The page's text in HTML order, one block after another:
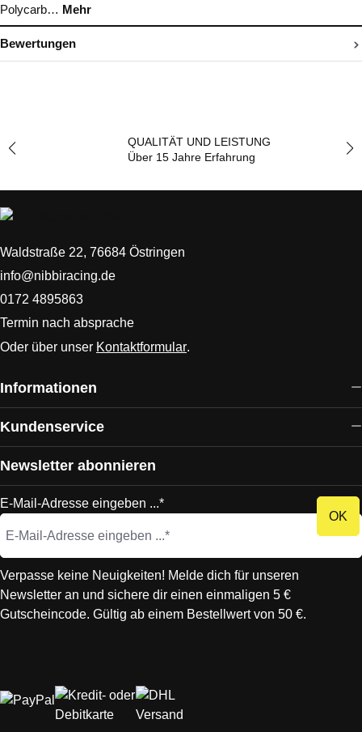
Polycarb… Mehr
Bewertungen
QUALITÄT UND LEISTUNG
Über 15 Jahre Erfahrung
Waldstraße 22, 76684 Östringen
info@nibbiracing.de
0172 4895863
Termin nach absprache
Oder über unser Kontaktformular.
Informationen
Kundenservice
Newsletter abonnieren
E-Mail-Adresse eingeben ...*
OK
Verpasse keine Neuigkeiten! Melde dich für unseren
Newsletter an und sichere dir einen einmaligen 5 €
Gutscheincode. Gültig ab einem Bestellwert von 50 €.